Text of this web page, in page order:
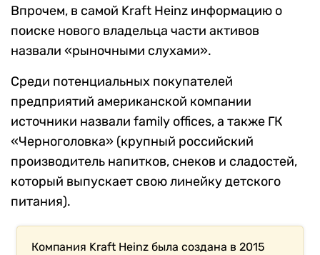
Впрочем, в самой Kraft Heinz информацию о
поиске нового владельца части активов
назвали «рыночными слухами».
Среди потенциальных покупателей
предприятий американской компании
источники назвали family offices, а также ГК
«Черноголовка» (крупный российский
производитель напитков, снеков и сладостей,
который выпускает свою линейку детского
питания).
Компания Kraft Heinz была создана в 2015